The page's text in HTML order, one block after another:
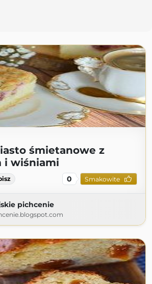
śmietanowe z
i wiśniami
0 Smakowite
pichcenie